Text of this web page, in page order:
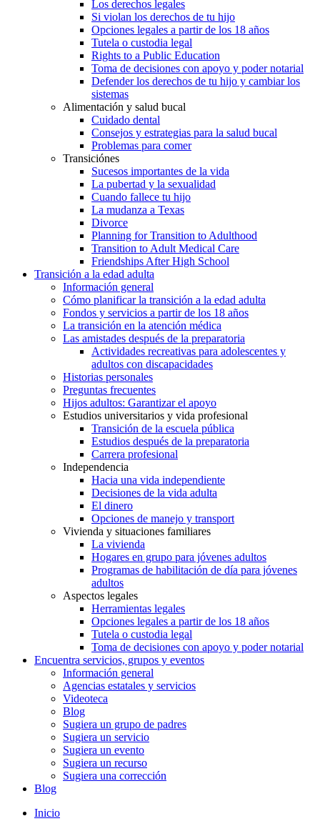
Los derechos legales
Si violan los derechos de tu hijo
Opciones legales a partir de los 18 años
Tutela o custodia legal
Rights to a Public Education
Toma de decisiones con apoyo y poder notarial
Defender los derechos de tu hijo y cambiar los
sistemas
Alimentación y salud bucal
Cuidado dental
Consejos y estrategias para la salud bucal
Problemas para comer
Transiciónes
Sucesos importantes de la vida
La pubertad y la sexualidad
Cuando fallece tu hijo
La mudanza a Texas
Divorce
Planning for Transition to Adulthood
Transition to Adult Medical Care
Friendships After High School
Transición a la edad adulta
Información general
Cómo planificar la transición a la edad adulta
Fondos y servicios a partir de los 18 años
La transición en la atención médica
Las amistades después de la preparatoria
Actividades recreativas para adolescentes y
adultos con discapacidades
Historias personales
Preguntas frecuentes
Hijos adultos: Garantizar el apoyo
Estudios universitarios y vida profesional
Transición de la escuela pública
Estudios después de la preparatoria
Carrera profesional
Independencia
Hacia una vida independiente
Decisiones de la vida adulta
El dinero
Opciones de manejo y transport
Vivienda y situaciones familiares
La vivienda
Hogares en grupo para jóvenes adultos
Programas de habilitación de día para jóvenes
adultos
Aspectos legales
Herramientas legales
Opciones legales a partir de los 18 años
Tutela o custodia legal
Toma de decisiones con apoyo y poder notarial
Encuentra servicios, grupos y eventos
Información general
Agencias estatales y servicios
Videoteca
Blog
Sugiera un grupo de padres
Sugiera un servicio
Sugiera un evento
Sugiera un recurso
Sugiera una corrección
Blog
Inicio